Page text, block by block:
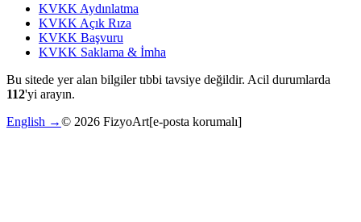
KVKK Aydınlatma
KVKK Açık Rıza
KVKK Başvuru
KVKK Saklama & İmha
Bu sitede yer alan bilgiler tıbbi tavsiye değildir. Acil durumlarda
112'yi arayın.
English →© 2026 FizyoArt[e-posta korumalı]